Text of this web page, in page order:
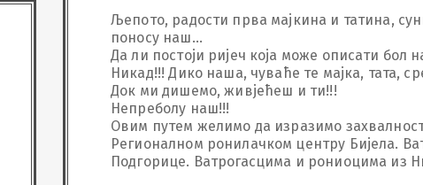
Љепото, радости прва мајкина и татина,
поносу наш...
Да ли постоји ријеч која може описати бол
Никад!!! Дико наша, чуваће те мајка, тата,
Док ми дишемо, живјећеш и ти!!!
Непреболу наш!!!
Овим путем желимо да изразимо
Регионалном ронилачком центру Бијела.
Подгорице. Ватрогасцима и рониоцима из